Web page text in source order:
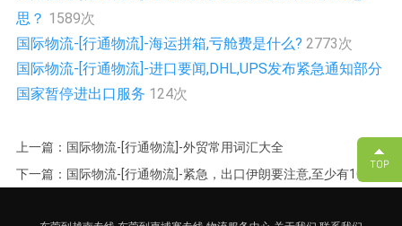
思？ 1589次
国际物流-[行通物流]-海运拼箱,亏舱费是什么? 2773次
国际物流-[行通物流]-进口要闻,DHL,UPS发布紧急通知部分
国家暂停进出口服务 124次
上一篇：国际物流-[行通物流]-外贸常用词汇大全
下一篇：国际物流-[行通物流]-紧急，出口伊朗要注意,至少有100个